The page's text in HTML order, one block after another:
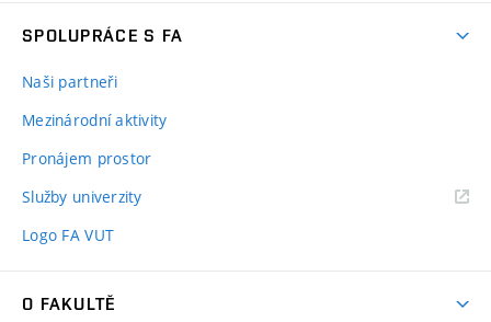
SPOLUPRÁCE S FA
Naši partneři
Mezinárodní aktivity
Pronájem prostor
Služby univerzity
Logo FA VUT
O FAKULTĚ